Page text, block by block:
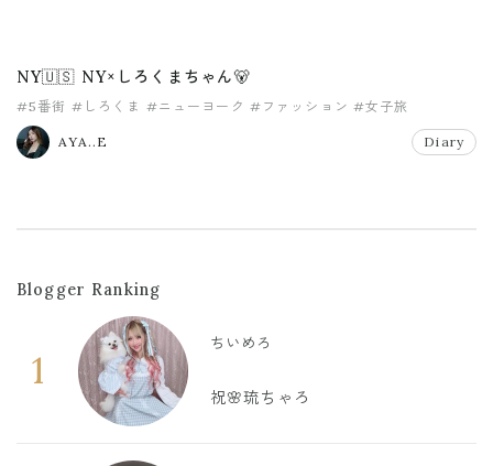
NY🇺🇸 NY×しろくまちゃん🐻
#5番街 #しろくま #ニューヨーク #ファッション #女子旅
AYA..E Diary
Blogger Ranking
1
ちいめろ
祝🌸琉ちゃろ